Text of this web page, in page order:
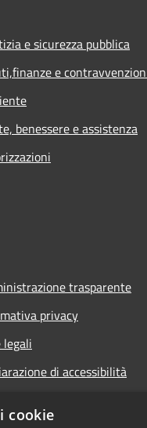
e sicurezza pubblica
e
benessere e assistenza
trasparente
privacy
legali
di accessibilità
cookie